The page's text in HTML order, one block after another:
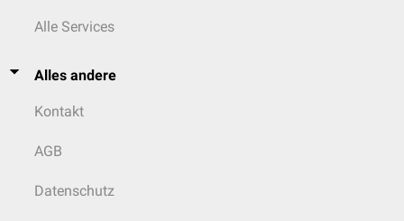
Alle Services
Alles andere
Kontakt
AGB
Datenschutz